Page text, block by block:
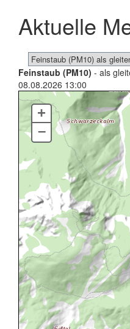
Aktuelle
Feinstaub (PM10) - als
08.08.2026 13:00
+
–